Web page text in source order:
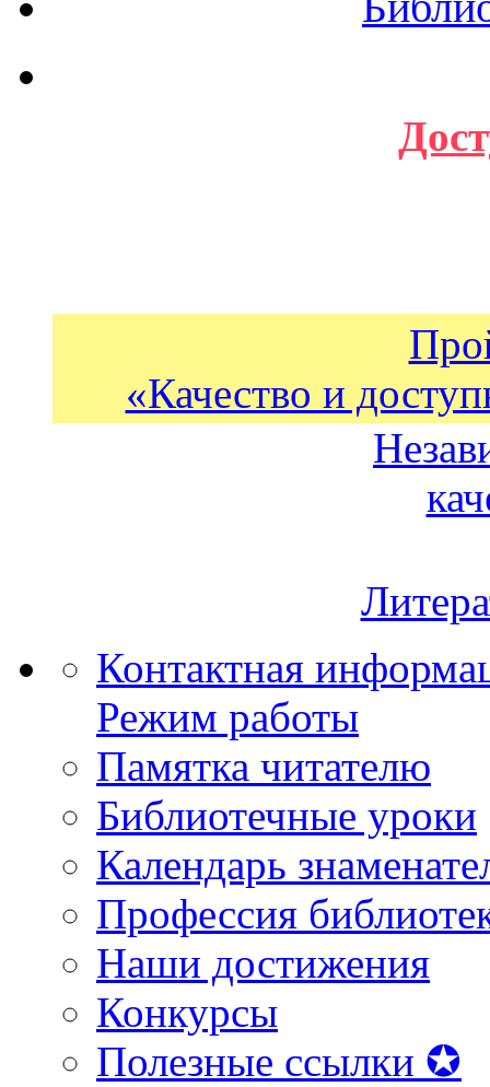
«Качество и
Контактная
Режим работы
Памятка читателю
Библиотечные уроки
Календарь
Профессия
Наши достижения
Конкурсы
Полезные ссылки ✪